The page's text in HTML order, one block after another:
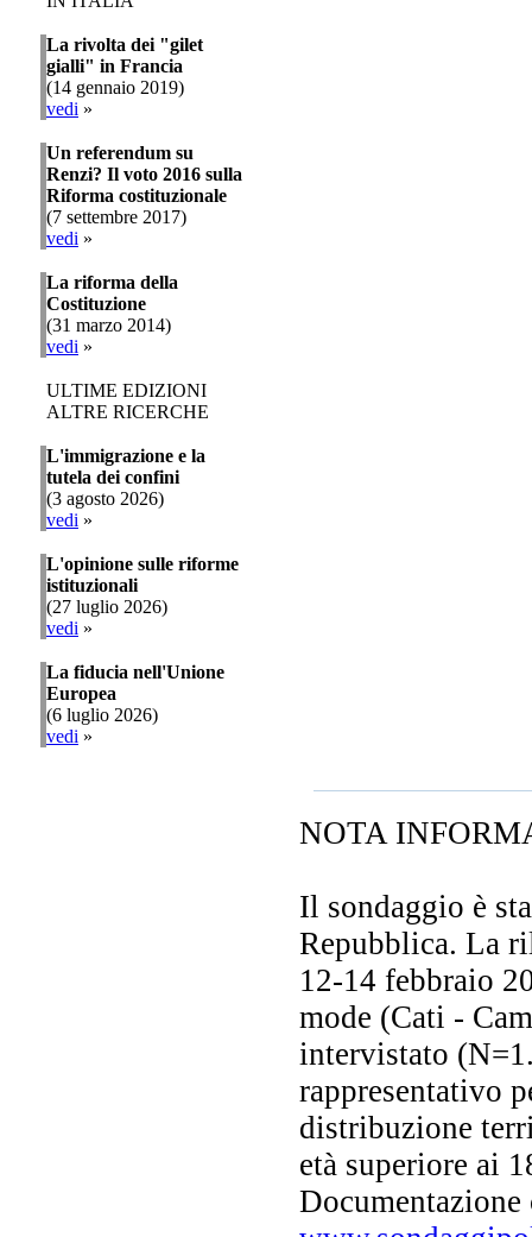
La rivolta dei "gilet
gialli" in Francia
(14 gennaio 2019)
vedi »
Un referendum su
Renzi? Il voto 2016 sulla
Riforma costituzionale
(7 settembre 2017)
vedi »
La riforma della
Costituzione
(31 marzo 2014)
vedi »
ULTIME EDIZIONI
ALTRE RICERCHE
L'immigrazione e la
tutela dei confini
(3 agosto 2026)
vedi »
L'opinione sulle riforme
istituzionali
(27 luglio 2026)
vedi »
La fiducia nell'Unione
Europea
(6 luglio 2026)
vedi »
NOTA
Il sondaggio è
Repubblica. La
12-14 febbraio
mode (Cati -
intervistato
rappresentativo
distribuzione
età superiore ai
Documentazione